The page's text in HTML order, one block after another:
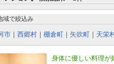
域で絞込み
市 ｜ 西郷村 ｜ 棚倉町 ｜ 矢吹町 ｜ 天栄
身体に優しい料理が